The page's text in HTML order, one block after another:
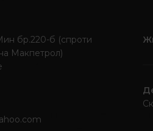
бр.220-б (спроти
Макпетрол)